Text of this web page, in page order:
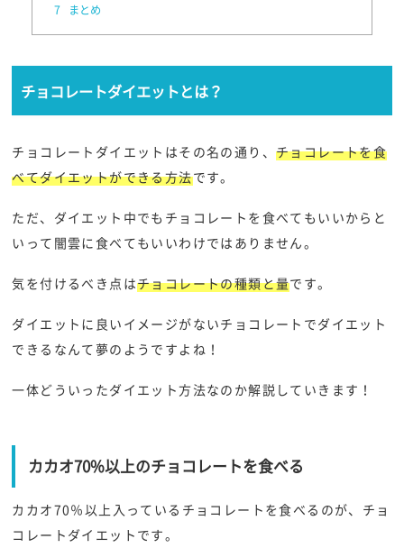
7
まとめ
チョコレートダイエットとは？
チョコレートダイエットはその名の通り、チョコレートを食
べてダイエットができる方法です。
ただ、ダイエット中でもチョコレートを食べてもいいからと
いって闇雲に食べてもいいわけではありません。
気を付けるべき点はチョコレートの種類と量です。
ダイエットに良いイメージがないチョコレートでダイエット
できるなんて夢のようですよね！
一体どういったダイエット方法なのか解説していきます！
カカオ70%以上のチョコレートを食べる
カカオ70％以上入っているチョコレートを食べるのが、チョ
コレートダイエットです。